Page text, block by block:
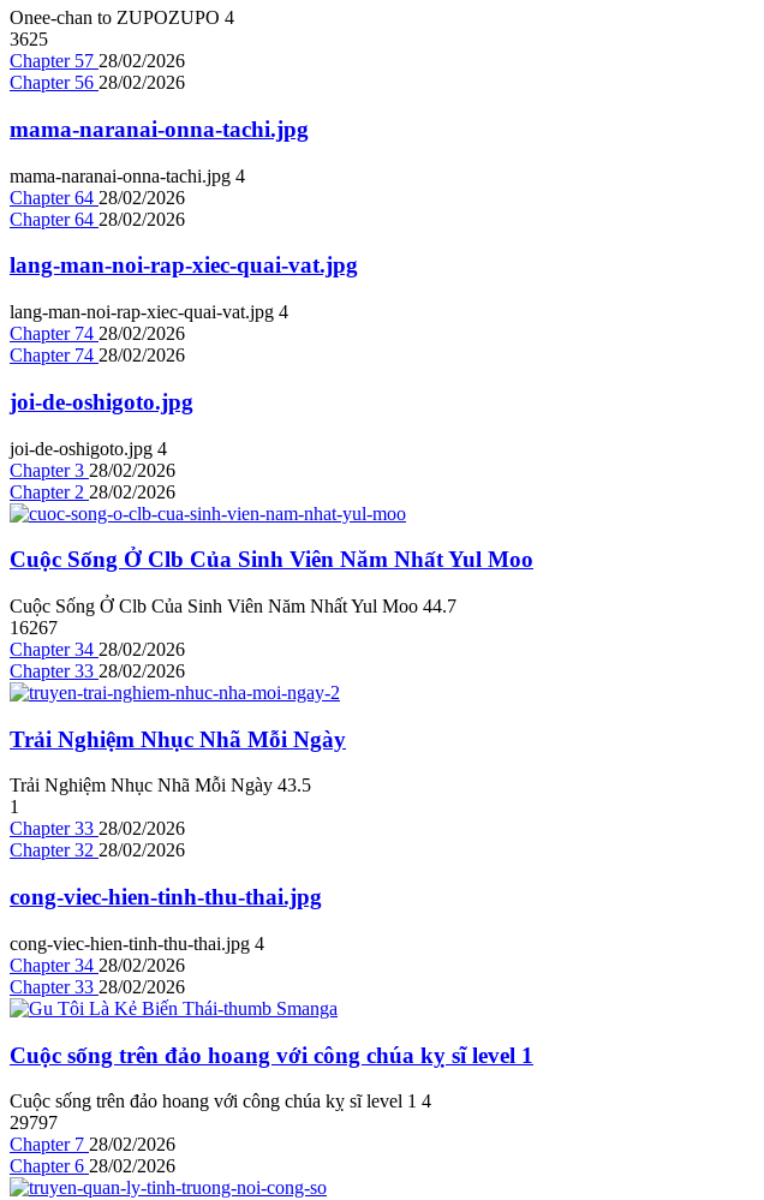
Onee-chan to ZUPOZUPO 4
3625
Chapter 57 28/02/2026
Chapter 56 28/02/2026
mama-naranai-onna-tachi.jpg
mama-naranai-onna-tachi.jpg 4
Chapter 64 28/02/2026
Chapter 64 28/02/2026
lang-man-noi-rap-xiec-quai-vat.jpg
lang-man-noi-rap-xiec-quai-vat.jpg 4
Chapter 74 28/02/2026
Chapter 74 28/02/2026
joi-de-oshigoto.jpg
joi-de-oshigoto.jpg 4
Chapter 3 28/02/2026
Chapter 2 28/02/2026
Cuộc Sống Ở Clb Của Sinh Viên Năm Nhất Yul Moo
Cuộc Sống Ở Clb Của Sinh Viên Năm Nhất Yul Moo 44.7
16267
Chapter 34 28/02/2026
Chapter 33 28/02/2026
Trải Nghiệm Nhục Nhã Mỗi Ngày
Trải Nghiệm Nhục Nhã Mỗi Ngày 43.5
1
Chapter 33 28/02/2026
Chapter 32 28/02/2026
cong-viec-hien-tinh-thu-thai.jpg
cong-viec-hien-tinh-thu-thai.jpg 4
Chapter 34 28/02/2026
Chapter 33 28/02/2026
Cuộc sống trên đảo hoang với công chúa kỵ sĩ level 1
Cuộc sống trên đảo hoang với công chúa kỵ sĩ level 1 4
29797
Chapter 7 28/02/2026
Chapter 6 28/02/2026